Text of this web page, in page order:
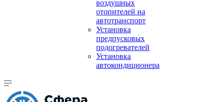
воздушных
отопителей на
автотранспорт
Установка
предпусковых
подогревателей
Установка
автокондиционера